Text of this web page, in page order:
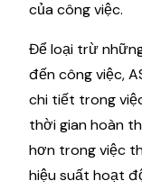
của công việc.
Để loại trừ
đến công việc,
chi tiết trong
thời gian hoàn
hơn trong việc
hiệu suất hoạt